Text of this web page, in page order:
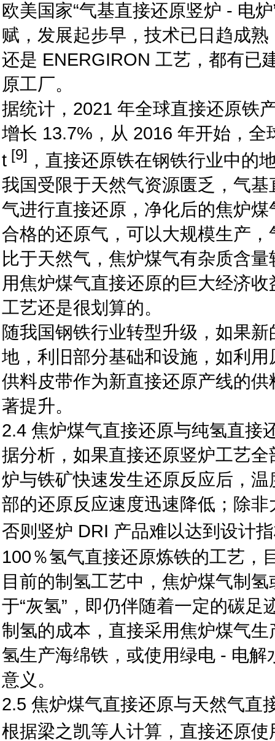
欧美国家“气基直接还原竖炉 - 电
赋，发展起步早，技术已日趋成
还是 ENERGIRON 工艺，都有已
原工厂。
据统计，2021 年全球直接还原铁
增长 13.7%，从 2016 年开始，
t [9] ，直接还原铁在钢铁行业中的
我国受限于天然气资源匮乏，气
气进行直接还原，净化后的焦炉
合格的还原气，可以大规模生产
比于天然气，焦炉煤气有杂质含
用焦炉煤气直接还原的巨大经济
工艺还是很划算的。
随我国钢铁行业转型升级，如果
地，利旧部分基础和设施，如利
供料皮带作为新直接还原产线的
著提升。
2.4 焦炉煤气直接还原与纯氢直接
据分析，如果直接还原竖炉工艺
炉与铁矿快速发生还原反应后，
部的还原反应速度迅速降低；除
否则竖炉 DRI 产品难以达到设计
100％氢气直接还原炼铁的工艺，
目前的制氢工艺中，焦炉煤气制
于“灰氢”，即仍伴随着一定的碳
制氢的成本，直接采用焦炉煤气
氢生产海绵铁，或使用绿电 - 电
意义。
2.5 焦炉煤气直接还原与天然气直
根据梁之凯等人计算，直接还原